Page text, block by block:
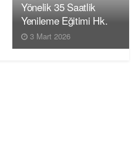
Yönelik 35 Saatlik
Yenileme Eğitimi Hk.
3 Mart 2026